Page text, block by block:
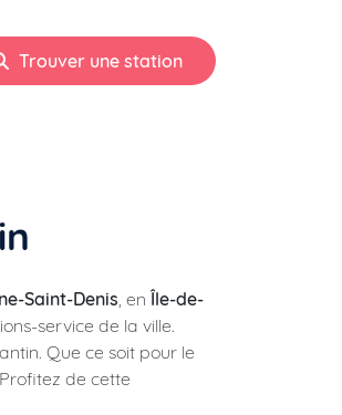
Trouver une station
Saint-Denis, en Île-de-
service de la ville.
Que ce soit pour le
de cette